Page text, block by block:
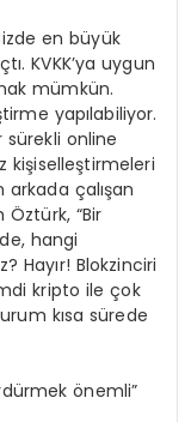
en büyük
KVKK’ya uygun
mümkün.
yapılabiliyor.
online
kişiselleştirmeleri
arkada çalışan
“Bir
hangi
Hayır! Blokzinciri
kripto ile çok
kısa sürede
önemli”